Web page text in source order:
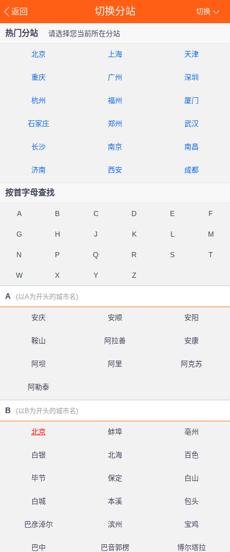
返回 切换
切换分站
热门分站 请选择您当前所在分站
北京 上海 天津
重庆 广州 深圳
杭州 福州 厦门
石家庄 郑州 武汉
长沙 南京 南昌
济南 西安 成都
按首字母查找
A B C D E F
G H J K L M
N P Q R S T
W X Y Z
A (以A为开头的城市名)
安庆 安顺 安阳
鞍山 阿拉善 安康
阿坝 阿里 阿克苏
阿勒泰
B (以B为开头的城市名)
北京 蚌埠 亳州
白银 北海 百色
毕节 保定 白山
白城 本溪 包头
巴彦淖尔 滨州 宝鸡
巴中 巴音郭楞 博尔塔拉